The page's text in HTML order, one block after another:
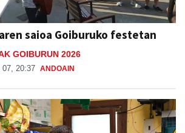
saioa Goiburuko festetan